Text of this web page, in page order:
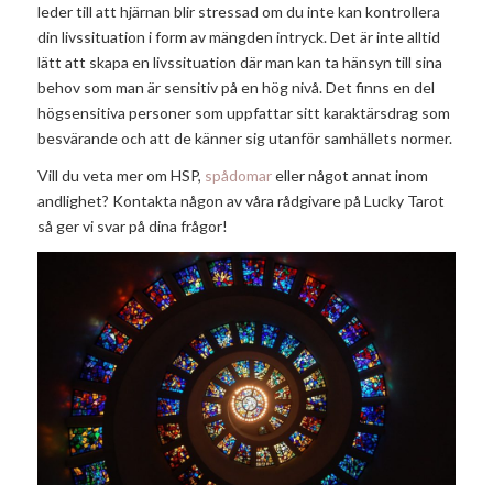
leder till att hjärnan blir stressad om du inte kan kontrollera
din livssituation i form av mängden intryck. Det är inte alltid
lätt att skapa en livssituation där man kan ta hänsyn till sina
behov som man är sensitiv på en hög nivå. Det finns en del
högsensitiva personer som uppfattar sitt karaktärsdrag som
besvärande och att de känner sig utanför samhällets normer.
Vill du veta mer om HSP, spådomareller något annat inom
andlighet? Kontakta någon av våra rådgivare på Lucky Tarot
så ger vi svar på dina frågor!